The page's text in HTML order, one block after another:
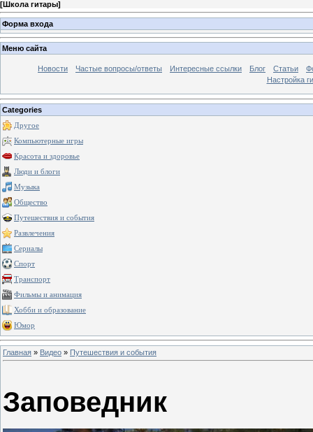
[Школа гитары]
Форма входа
Меню сайта
Новости Частые вопросы/ответы Интересные ссылки Блог Статьи
Настройка
Categories
Другое
Компьютерные игры
Красота и здоровье
Люди и блоги
Музыка
Общество
Путешествия и события
Развлечения
Сериалы
Спорт
Транспорт
Фильмы и анимация
Хобби и образование
Юмор
Главная » Видео » Путешествия и события
Заповедник